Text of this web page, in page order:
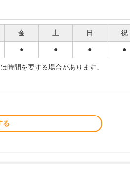
金 土 日 祝
● ● ● ●
時間を要する場合があります。
る